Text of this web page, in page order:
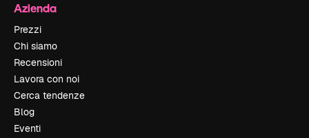
Azienda
Prezzi
Chi siamo
Recensioni
Lavora con noi
Cerca tendenze
Blog
Eventi